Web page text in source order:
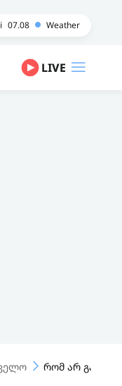
07.08 Weather
LIVE
რომ არ